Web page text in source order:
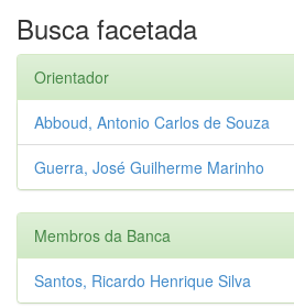
Busca facetada
Orientador
Abboud, Antonio Carlos de Souza
Guerra, José Guilherme Marinho
Membros da Banca
Santos, Ricardo Henrique Silva